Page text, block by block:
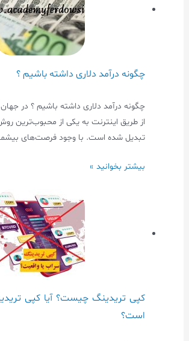
چگونه درآمد دلاری داشته باشیم ؟
چگونه درآمد دلاری داشته باشیم ؟ در
از طریق اینترنت به یکی از محبوب‌ترین
تبدیل شده است. با وجود فرصت‌های
بیشتر بخوانید »
کپی تریدینگ چیست؟ آیا کپی
است؟